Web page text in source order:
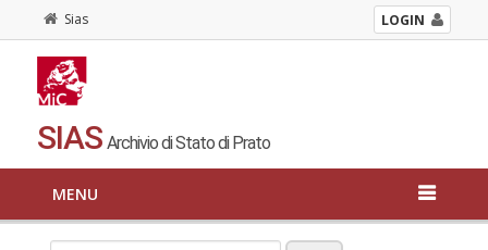
Sias LOGIN
SIAS Archivio di Stato di Prato
MENU